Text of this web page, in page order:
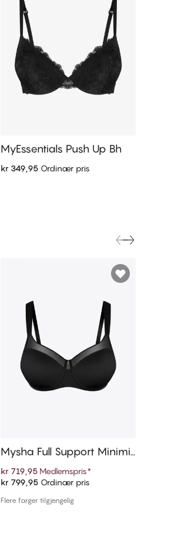
MyEssentials Push Up Bh
kr 349,95Ordinær pris
Legg i handlekurven
Mysha Full Support Minimiz
er Bh
kr 719,95 Medlemspris*
kr 799,95Ordinær pris
Flere farger tilgjengelig